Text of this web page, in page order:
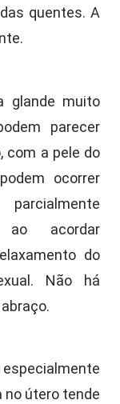
quentes. A
glande muito
parecer
com a pele do
ocorrer
ao acordar
do
Não há
no útero tende